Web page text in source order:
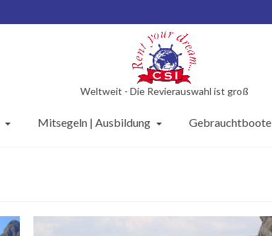
Weltweit - Die Revierauswahl ist groß
Mitsegeln | Ausbildung Gebrauchtboote